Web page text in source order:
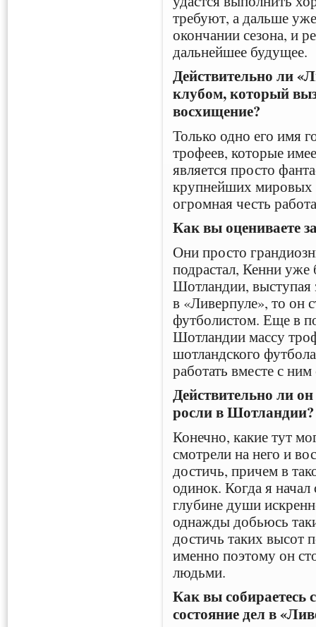
требуют, а дальше
окончании сезона, и
дальнейшее будущее.
Действительно ли
клубом, который
восхищение?
Только одно его имя
трофеев, которые
является просто
крупнейших мировых
огромная честь
Как вы оцениваете
Они просто
подрастал, Кенни
Шотландии, выступая
в «Ливерпуле», то он
футболистом. Еще в
Шотландии массу
шотландского
работать вместе с
Действительно ли
росли в Шотландии?
Конечно, какие тут
смотрели на него и
достичь, причем в
одинок. Когда я
глубине души
однажды добьюсь
достичь таких высот
именно поэтому он
людьми.
Как вы собираетесь
состояние дел в